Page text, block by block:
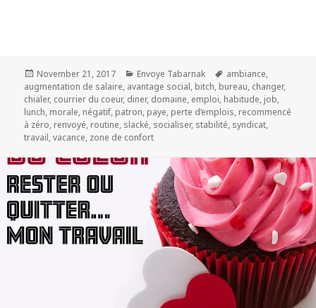
Posted
on
November 21, 2017 Categories
Envoye Tabarnak Tags
ambiance,
augmentation de salaire, avantage social, bitch, bureau, changer,
chialer, courrier du coeur, diner, domaine, emploi, habitude, job,
lunch, morale, négatif, patron, paye, perte d’emplois, recommencé
à zéro, renvoyé, routine, slacké, socialiser, stabilité, syndicat,
travail,vacance, zone de confort